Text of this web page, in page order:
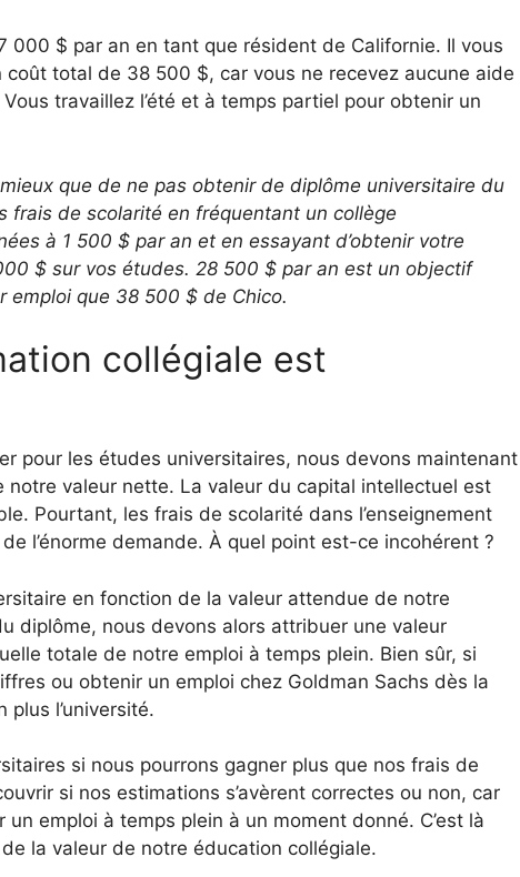
000 $ par an en tant que résident de Californie. Il vous
total de 38 500 $, car vous ne recevez aucune aide
travaillez l’été et à temps partiel pour obtenir un
que de ne pas obtenir de diplôme universitaire du
de scolarité en fréquentant un collège
à 1 500 $ par an et en essayant d’obtenir votre
$ sur vos études. 28 500 $ par an est un objectif
emploi que 38 500 $ de Chico.
collégiale est
pour les études universitaires, nous devons maintenant
valeur nette. La valeur du capital intellectuel est
Pourtant, les frais de scolarité dans l’enseignement
l’énorme demande. À quel point est-ce incohérent ?
en fonction de la valeur attendue de notre
diplôme, nous devons alors attribuer une valeur
totale de notre emploi à temps plein. Bien sûr, si
ou obtenir un emploi chez Goldman Sachs dès la
plus l’université.
si nous pourrons gagner plus que nos frais de
si nos estimations s’avèrent correctes ou non, car
emploi à temps plein à un moment donné. C’est là
la valeur de notre éducation collégiale.